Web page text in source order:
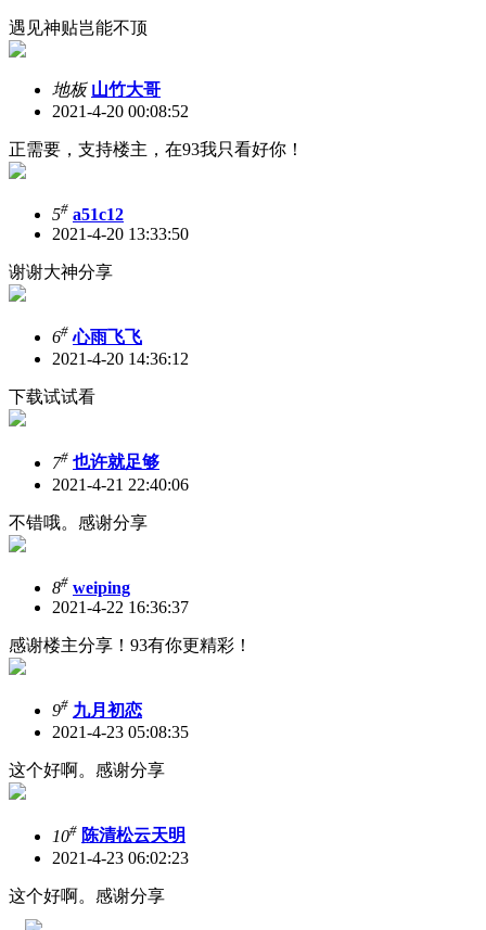
遇见神贴岂能不顶
地板 山竹大哥
2021-4-20 00:08:52
正需要，支持楼主，在93我只看好你！
5# a51c12
2021-4-20 13:33:50
谢谢大神分享
6# 心雨飞飞
2021-4-20 14:36:12
下载试试看
7# 也许就足够
2021-4-21 22:40:06
不错哦。感谢分享
8# weiping
2021-4-22 16:36:37
感谢楼主分享！93有你更精彩！
9# 九月初恋
2021-4-23 05:08:35
这个好啊。感谢分享
10# 陈清松云天明
2021-4-23 06:02:23
这个好啊。感谢分享